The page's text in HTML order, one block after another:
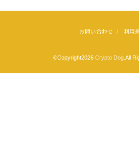
お問い合わせ 利用
©Copyright2026 Crypto Dog.All